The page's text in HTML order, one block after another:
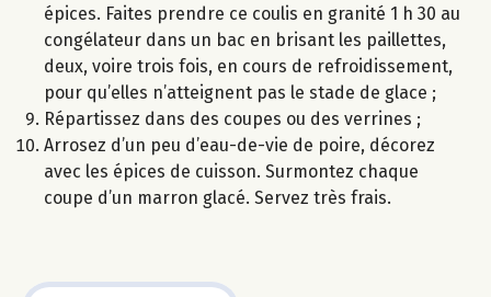
épices. Faites prendre ce coulis en granité 1 h 30 au
congélateur dans un bac en brisant les paillettes,
deux, voire trois fois, en cours de refroidissement,
pour qu’elles n’atteignent pas le stade de glace ;
Répartissez dans des coupes ou des verrines ;
Arrosez d’un peu d’eau-de-vie de poire, décorez
avec les épices de cuisson. Surmontez chaque
coupe d’un marron glacé. Servez très frais.